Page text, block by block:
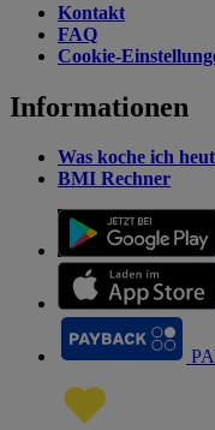
Kontakt
FAQ
Cookie-
Informationen
Was koche ich
BMI Rechner